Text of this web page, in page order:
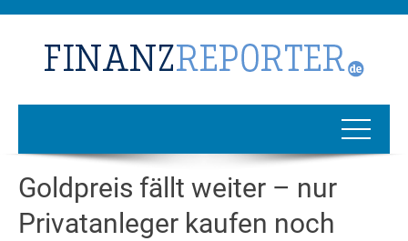
Goldpreis fällt weiter – nur
Privatanleger kaufen noch